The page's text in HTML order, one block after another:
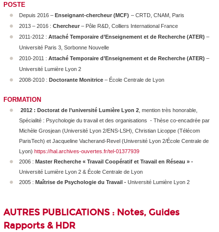
POSTE
Depuis 2016 – Enseignant-chercheur (MCF) – CRTD, CNAM, Paris
2013 – 2016 : Chercheur – Pôle R&D, Colliers International France
2011-2012 : Attaché Temporaire d’Enseignement et de Recherche (ATER) –
Université Paris 3, Sorbonne Nouvelle
2010-2011 : Attaché Temporaire d’Enseignement et de Recherche (ATER) –
Université Lumière Lyon 2
2008-2010 : Doctorante Monitrice – École Centrale de Lyon
FORMATION
2012 : Doctorat de l’université Lumière Lyon 2, mention très honorable,
Spécialité : Psychologie du travail et des organisations - Thèse co-encadrée par
Michèle Grosjean (Université Lyon 2/ENS-LSH), Christian Licoppe (Télécom
ParisTech) et Jacqueline Vacherand-Revel (Université Lyon 2/École Centrale de
Lyon) https://hal.archives-ouvertes.fr/tel-01377939
2006 : Master Recherche « Travail Coopératif et Travail en Réseau » -
Université Lumière Lyon 2 & École Centrale de Lyon
2005 : Maîtrise de Psychologie du Travail - Université Lumière Lyon 2
AUTRES PUBLICATIONS : Notes, Guides
Rapports & HDR